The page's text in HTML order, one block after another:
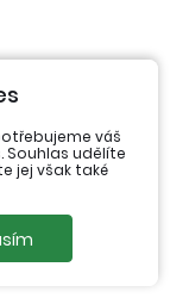
váš
Souhlas udělíte
jej však také